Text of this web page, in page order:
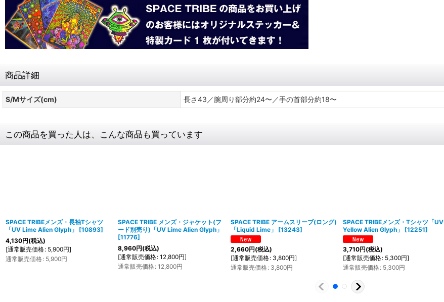
商品詳細
S/Mサイズ(cm) 長さ43／腕周り部分約24〜／手の首部分約18〜
この商品を買った人は、こんな商品も買っています
SPACE TRIBEメンズ・長袖Tシャツ
「UV Lime Alien Glyph」
[10893]
4,130円(税込)
[通常販売価格: 5,900円]
通常販売価格: 5,900円
SPACE TRIBE メンズ・ジャケット(フ
ード別売り)「UV Lime Alien Glyph」
[11776]
8,960円(税込)
[通常販売価格: 12,800円]
通常販売価格: 12,800円
SPACE TRIBE アームスリーブ(ロング)
「Liquid Lime」
[13243]
2,660円(税込)
[通常販売価格: 3,800円]
通常販売価格: 3,800円
SPACE TRIBEメンズ・Tシャツ「UV
Yellow Alien Glyph」
[12251]
3,710円(税込)
[通常販売価格: 5,300円]
通常販売価格: 5,300円